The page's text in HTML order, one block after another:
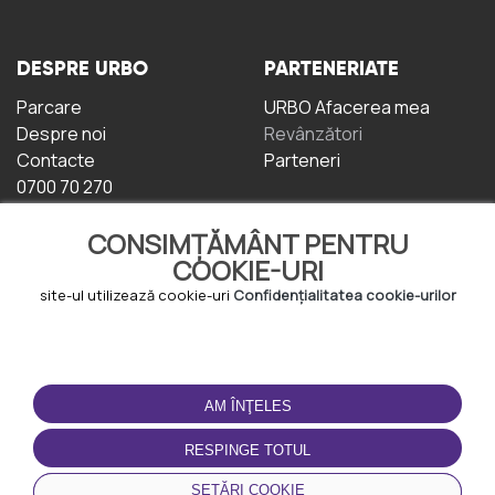
CONSIMȚĂMÂNT PENTRU
COOKIE-URI
site-ul utilizează cookie-uri Confidențialitatea cookie-urilor
AM ÎNŢELES
RESPINGE TOTUL
SETĂRI COOKIE
DESPRE URBO
Parcare
Despre noi
Contacte
0700 70 270
PARTENERIATE
URBO Afacerea mea
Revânzători
Parteneri
TERMENI DE UTILIZARE
Termeni și condiții
Politica de
Confidențialitate
Politica de cookie-uri
DESCĂRCAȚI
APLICAȚIA